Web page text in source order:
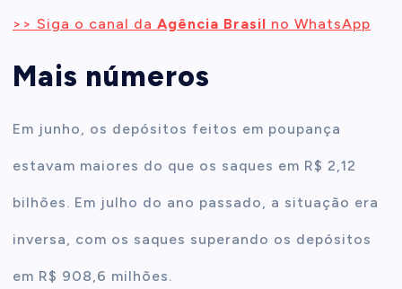
>> Siga o canal daAgência Brasil no WhatsApp
Mais números
Em junho, os depósitos feitos em poupança
estavam maiores do que os saques em R$ 2,12
bilhões. Em julho do ano passado, a situação era
inversa, com os saques superando os depósitos
em R$ 908,6 milhões.